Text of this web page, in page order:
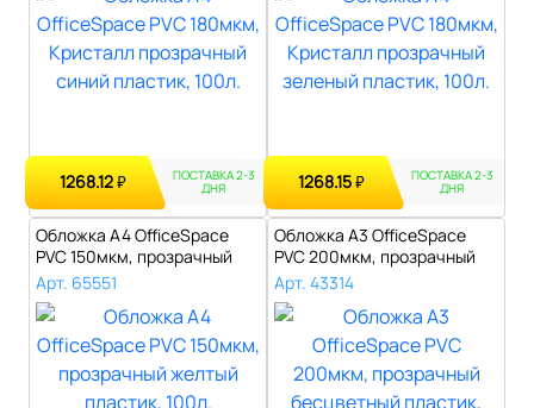
1268.12₽ ПОСТАВКА 2-3
ДНЯ 1268.15₽ ПОСТАВКА 2-3
ДНЯ
Обложка А4 OfficeSpace
PVC 150мкм, прозрачный
желтый пл..
Арт. 65551
Обложка А3 OfficeSpace
PVC 200мкм, прозрачный
бесцветны..
Арт. 43314